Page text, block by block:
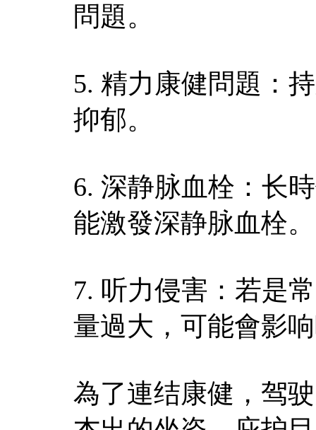
問題。
5. 精力康健問題：
抑郁。
6. 深静脉血栓：长
能激發深静脉血栓。
7. 听力侵害：若是
量過大，可能會影
為了連结康健，驾